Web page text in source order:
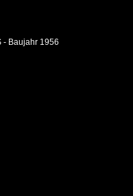
- Baujahr 1956